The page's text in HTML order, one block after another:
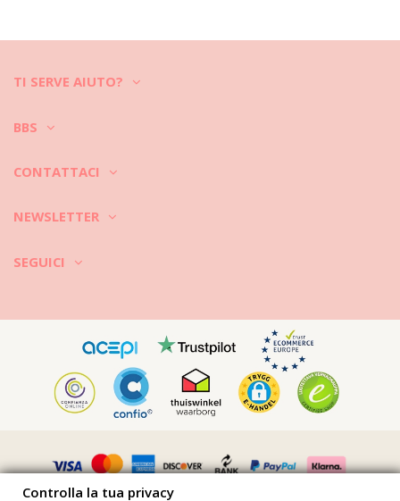
TI SERVE AIUTO?
BBS
CONTATTACI
NEWSLETTER
SEGUICI
Controlla la tua privacy